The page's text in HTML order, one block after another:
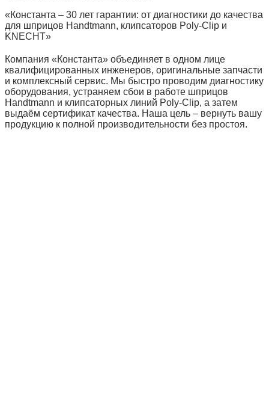
«Константа – 30 лет гарантии: от диагностики до качества
для шприцов Handtmann, клипсаторов Poly‑Clip и
KNECHT»
Компания «Константа» объединяет в одном лице
квалифицированных инженеров, оригинальные запчасти
и комплексный сервис. Мы быстро проводим диагностику
оборудования, устраняем сбои в работе шприцов
Handtmann и клипсаторных линий Poly‑Clip, а затем
выдаём сертификат качества. Наша цель – вернуть вашу
продукцию к полной производительности без простоя.